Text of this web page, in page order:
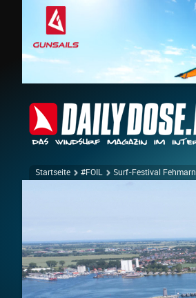
Startseite #FOIL Surf-Festival Fehmarn